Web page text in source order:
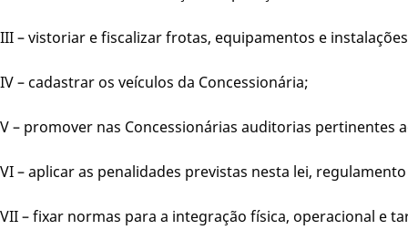
III – vistoriar e fiscalizar frotas, equipamentos e
IV – cadastrar os veículos da Concessionária;
V – promover nas Concessionárias auditorias pertinentes
VI – aplicar as penalidades previstas nesta lei,
VII – fixar normas para a integração física, operacional e